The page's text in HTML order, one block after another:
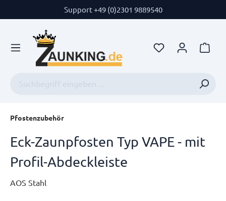
Support +49 (0)2301 9889540
Pfostenzubehör
Eck-Zaunpfosten Typ VAPE - mit
Profil-Abdeckleiste
AOS Stahl